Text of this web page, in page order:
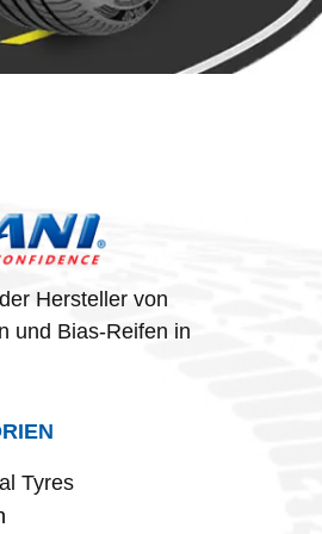
Hersteller von
und Bias-Reifen in
Tyres